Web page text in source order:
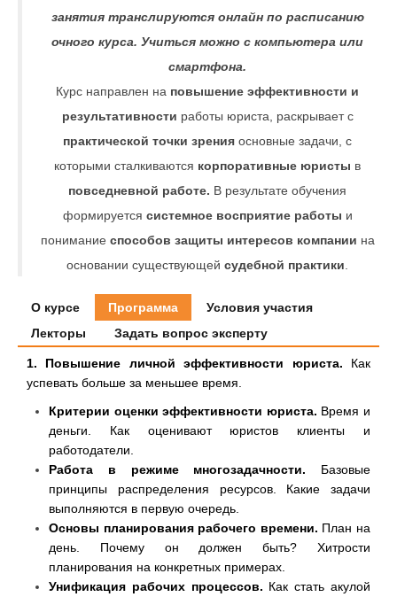
занятия транслируются онлайн по расписанию
очного курса. Учиться можно с компьютера или
смартфона.
Курс направлен на повышение эффективности и
результативности работы юриста, раскрывает с
практической точки зрения основные задачи, с
которыми сталкиваются корпоративные юристы в
повседневной работе. В результате обучения
формируется системное восприятие работы и
понимание способов защиты интересов компании на
основании существующей судебной практики
О курсе Программа
Условия участия
Лекторы
Задать вопрос эксперту
1. Повышение личной эффективности юриста. Как
успевать больше за меньшее время.
Критерии оценки эффективности юриста. Время и
деньги. Как оценивают юристов клиенты и
работодатели.
Работа в режиме многозадачности. Базовые
принципы распределения ресурсов. Какие задачи
выполняются в первую очередь.
Основы планирования рабочего времени. План на
день. Почему он должен быть? Хитрости
планирования на конкретных примерах.
Унификация рабочих процессов. Как стать акулой